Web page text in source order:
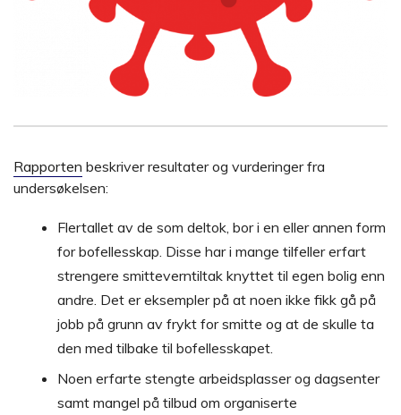
Rapporten beskriver resultater og vurderinger fra
undersøkelsen:
Flertallet av de som deltok, bor i en eller annen form
for bofellesskap. Disse har i mange tilfeller erfart
strengere smitteverntiltak knyttet til egen bolig enn
andre. Det er eksempler på at noen ikke fikk gå på
jobb på grunn av frykt for smitte og at de skulle ta
den med tilbake til bofellesskapet.
Noen erfarte stengte arbeidsplasser og dagsenter
samt mangel på tilbud om organiserte